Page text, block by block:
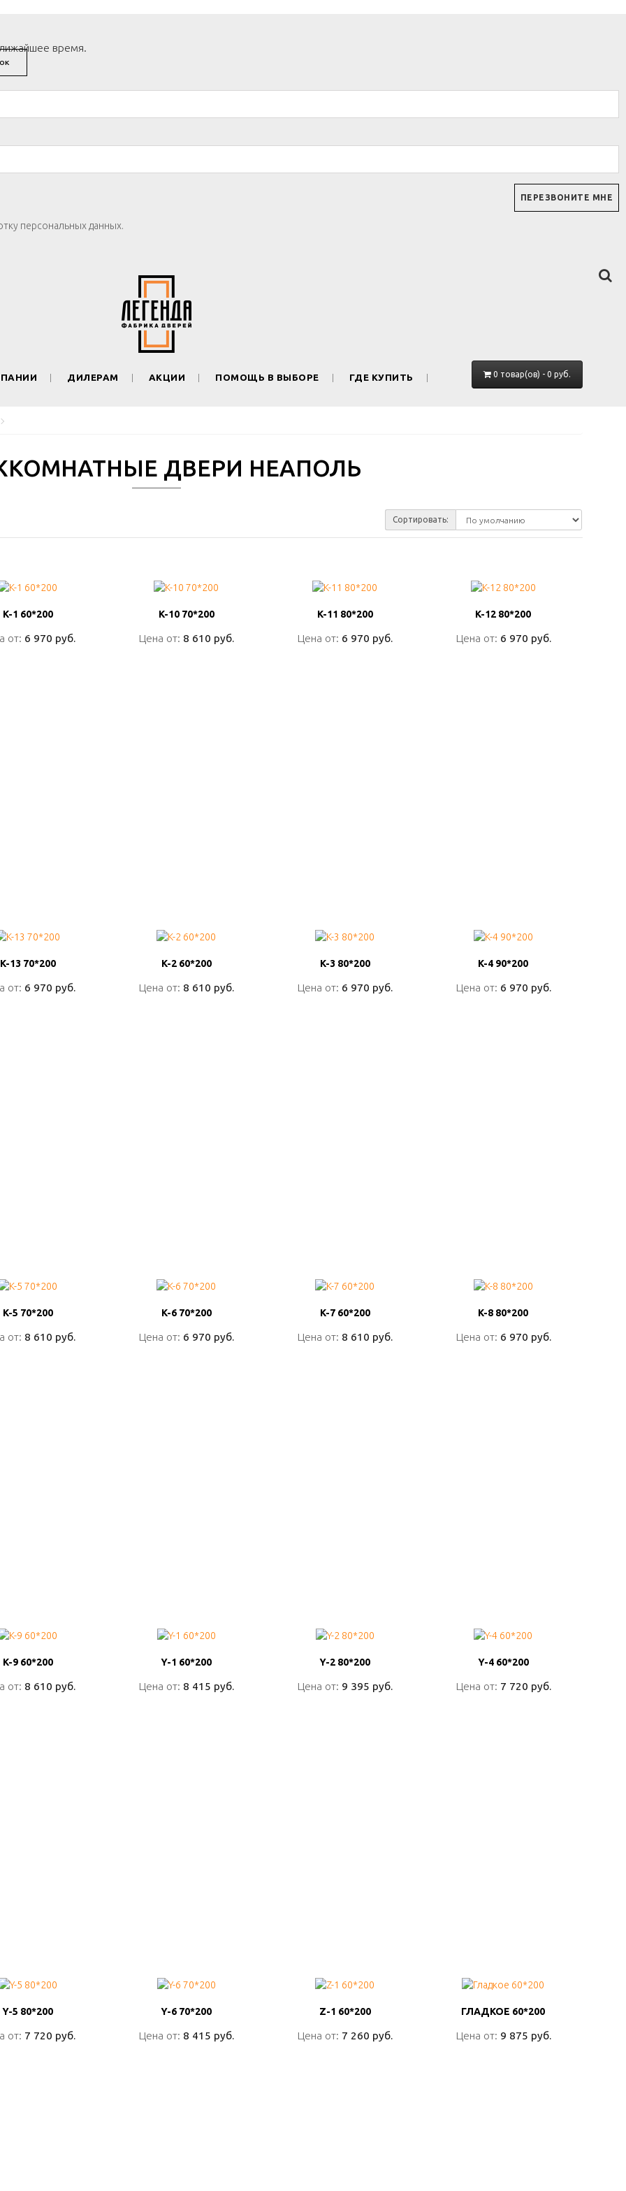
время.
персональных данных.
ДИЛЕРАМ АКЦИИ ПОМОЩЬ В ВЫБОРЕ ГДЕ КУПИТЬ 0 товар(ов) - 0 руб.
ДВЕРИ НЕАПОЛЬ
Сортировать:
K-1 60*200
от: 6 970 руб.
K-1 60*200
от: 6 970 руб.
K-10 70*200
Цена от: 8 610 руб.
K-10 70*200
Цена от: 8 610 руб.
K-11 80*200
Цена от: 6 970 руб.
K-11 80*200
Цена от: 6 970 руб.
K-12 80*200
Цена от: 6 970 руб.
K-12 80*200
Цена от: 6 970 руб.
K-13 70*200
от: 6 970 руб.
K-13 70*200
от: 6 970 руб.
K-2 60*200
Цена от: 8 610 руб.
K-2 60*200
Цена от: 8 610 руб.
K-3 80*200
Цена от: 6 970 руб.
K-3 80*200
Цена от: 6 970 руб.
K-4 90*200
Цена от: 6 970 руб.
K-4 90*200
Цена от: 6 970 руб.
K-5 70*200
от: 8 610 руб.
K-5 70*200
от: 8 610 руб.
K-6 70*200
Цена от: 6 970 руб.
K-6 70*200
Цена от: 6 970 руб.
K-7 60*200
Цена от: 8 610 руб.
K-7 60*200
Цена от: 8 610 руб.
K-8 80*200
Цена от: 6 970 руб.
K-8 80*200
Цена от: 6 970 руб.
K-9 60*200
от: 8 610 руб.
K-9 60*200
от: 8 610 руб.
Y-1 60*200
Цена от: 8 415 руб.
Y-1 60*200
Цена от: 8 415 руб.
Y-2 80*200
Цена от: 9 395 руб.
Y-2 80*200
Цена от: 9 395 руб.
Y-4 60*200
Цена от: 7 720 руб.
Y-4 60*200
Цена от: 7 720 руб.
Y-5 80*200
от: 7 720 руб.
Y-5 80*200
от: 7 720 руб.
Y-6 70*200
Цена от: 8 415 руб.
Y-6 70*200
Цена от: 8 415 руб.
Z-1 60*200
Цена от: 7 260 руб.
Z-1 60*200
Цена от: 7 260 руб.
ГЛАДКОЕ 60*200
Цена от: 9 875 руб.
ГЛАДКОЕ 60*200
Цена от: 9 875 руб.